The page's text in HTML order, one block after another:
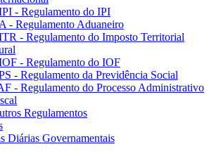
- Regulamento do IPI
- Regulamento Aduaneiro
- Regulamento do Imposto Territorial
- Regulamento do IOF
- Regulamento da Previdência Social
- Regulamento do Processo Administrativo
Regulamentos
Diárias Governamentais